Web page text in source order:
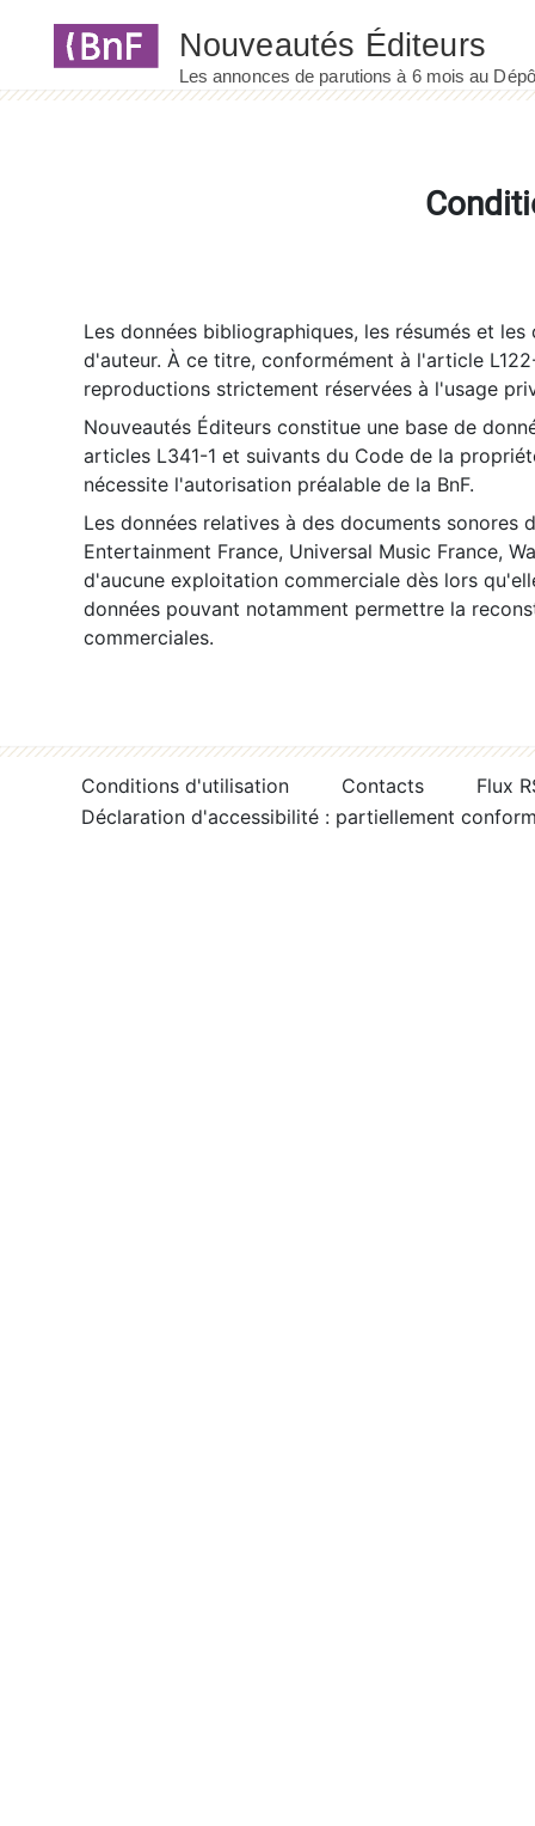
Les données bibliographiques, les résumés et
d'auteur. À ce titre, conformément à l'article
reproductions strictement réservées à l'usage
Nouveautés Éditeurs constitue une base de
articles L341-1 et suivants du Code de la
nécessite l'autorisation préalable de la BnF.
Les données relatives à des documents sonores
Entertainment France, Universal Music France,
d'aucune exploitation commerciale dès lors
données pouvant notamment permettre la
commerciales.
Conditions d'utilisation Contacts
Flux
Déclaration d'accessibilité : partiellement